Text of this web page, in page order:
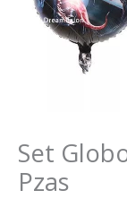
Set
Pzas